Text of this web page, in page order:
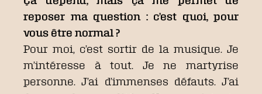
reposer ma question : c’est quoi, pour
vous être normal ?
Pour moi, c’est sortir de la musique. Je
m’intéresse à tout. Je ne martyrise
personne. J’ai d’immenses défauts. J’ai